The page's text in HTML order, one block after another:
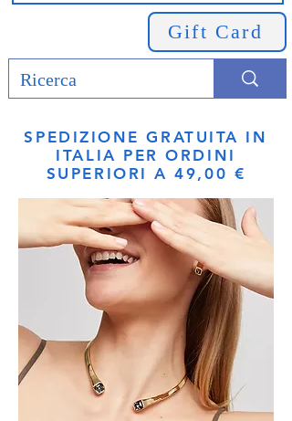
Gift Card
SPEDIZIONE GRATUITA IN
ITALIA PER ORDINI
SUPERIORI A 49,00 €